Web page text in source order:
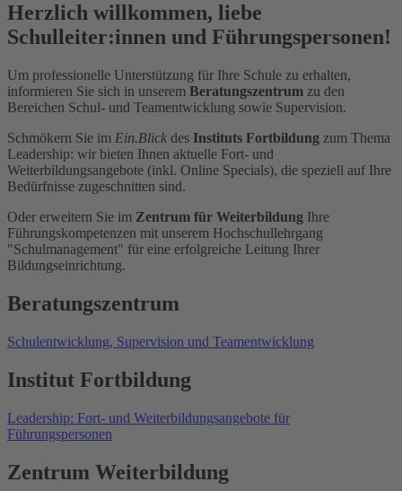
Herzlich willkommen, liebe
Schulleiter:innen und Führungspersonen!
Um professionelle Unterstützung für Ihre Schule zu erhalten,
informieren Sie sich in unserem Beratungszentrum zu den
Bereichen Schul- und Teamentwicklung sowie Supervision.
Schmökern Sie im Ein.Blick des Instituts Fortbildung zum Thema
Leadership: wir bieten Ihnen aktuelle Fort- und
Weiterbildungsangebote (inkl. Online Specials), die speziell auf Ihre
Bedürfnisse zugeschnitten sind.
Oder erweitern Sie im Zentrum für Weiterbildung Ihre
Führungskompetenzen mit unserem Hochschullehrgang
"Schulmanagement" für eine erfolgreiche Leitung Ihrer
Bildungseinrichtung.
Beratungszentrum
Schulentwicklung, Supervision und Teamentwicklung
Institut Fortbildung
Leadership: Fort- und Weiterbildungsangebote für
Führungspersonen
Zentrum Weiterbildung